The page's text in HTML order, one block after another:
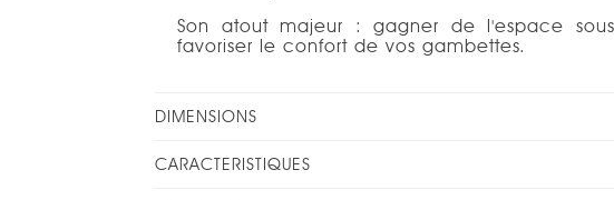
Son atout majeur : gagner de l'espace
favoriser le confort de vos gambettes.
DIMENSIONS
CARACTERISTIQUES